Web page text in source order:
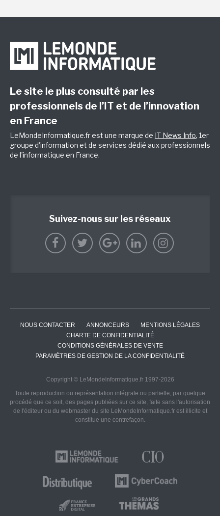
Le site le plus consulté par les
professionnels de l’IT et de l’innovation
en France
LeMondeInformatique.fr est une marque de IT News Info, 1er
groupe d'information et de services dédié aux professionnels
de l'informatique en France.
Suivez-nous sur les réseaux
NOUS CONTACTER ANNONCEURS
MENTIONS LÉGALES
CHARTE DE CONFIDENTIALITÉ
CONDITIONS GÉNÉRALES DE VENTE
PARAMÈTRES DE GESTION DE LA CONFIDENTIALITÉ
Copyright © LeMondeInformatique.fr 1997-2026
Toute reproduction ou représentation intégrale ou partielle, par quelque
procédé que ce soit, des pages publiées sur ce site, faite sans l'autorisation
de l'éditeur ou du webmaster du site LeMondeInformatique.fr est illicite et
constitue une contrefaçon.